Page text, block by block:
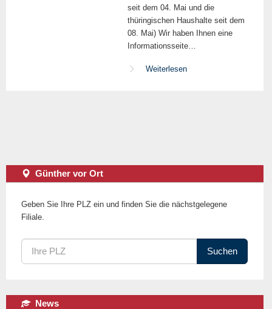
seit dem 04. Mai und die
thüringischen Haushalte seit dem
08. Mai) Wir haben Ihnen eine
Informationsseite…
Weiterlesen
Günther vor Ort
Geben Sie Ihre PLZ ein und finden Sie die nächstgelegene
Filiale.
Suchen
News